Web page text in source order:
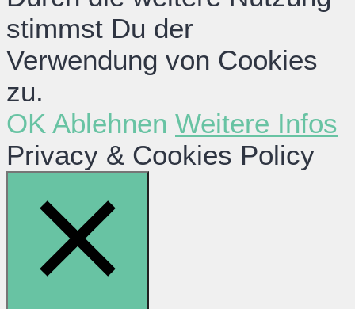
stimmst Du der
Verwendung von Cookies
zu.
OK Ablehnen Weitere Infos
Privacy & Cookies Policy